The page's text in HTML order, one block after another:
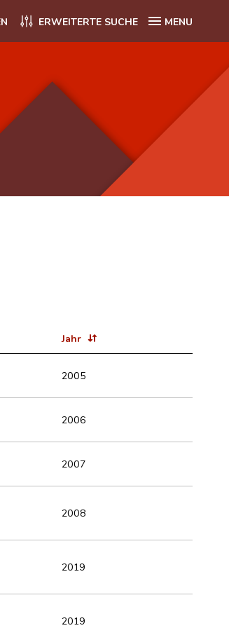
ERWEITERTE SUCHE MENU
Jahr
2005
2006
2007
2008
2019
2019